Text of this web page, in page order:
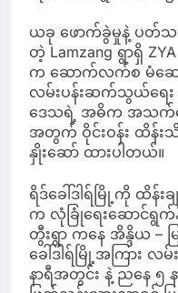
ယခု ဖောက်ခွဲမှုနဲ့ ပတ်သက်
တဲ့ Lamzang ရွာရှိ
က ဆောက်လက်စ မံဆေ
လမ်းပန်းဆက်သွယ်ရေ
ဒေသရဲ့ အဓိက အသက်သွ
အတွက် ဝိုင်းဝန်း ထိန်း
နှိုးဆော် ထားပါတယ်။
ရိဒ်ခေါ်ဒါရ်မြို့ကို ထိန်းခ
က လုံခြုံရေးဆောင်ရွ
တွီးရွာ ကနေ အိန္ဒိယ –
ခေါ်ဒါရ်မြို့အကြား လ
နာရီအတွင်း နဲ့ ညနေ ၅